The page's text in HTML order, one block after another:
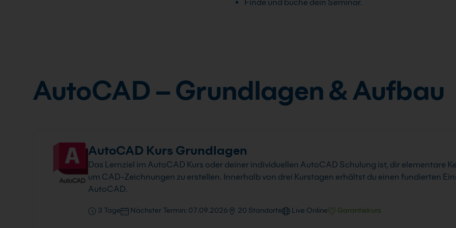
Finde und buche dein Seminar.
AutoCAD – Grundlagen & Aufbau
AutoCAD Kurs Grundlagen
Das Lernziel im AutoCAD Kurs oder deiner individuellen AutoCAD Schulung ist, dir elementare
um CAD-Zeichnungen zu erstellen. Innerhalb von drei Kurstagen erhältst du einen fundierten
AutoCAD.
3 Tage Nächster Termin: 07.09.2026 20 Standorte Live Online Garantiekurs